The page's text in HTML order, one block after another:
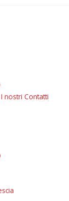
I nostri Contatti